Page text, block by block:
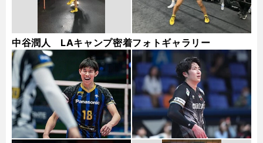
中谷潤人 LAキャンプ密着フォトギャラリー